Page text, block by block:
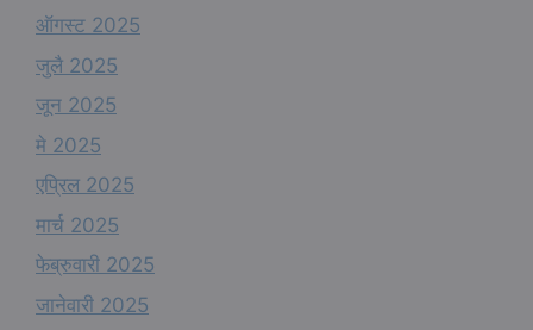
ऑगस्ट 2025
जुलै 2025
जून 2025
मे 2025
एप्रिल 2025
मार्च 2025
फेब्रुवारी 2025
जानेवारी 2025